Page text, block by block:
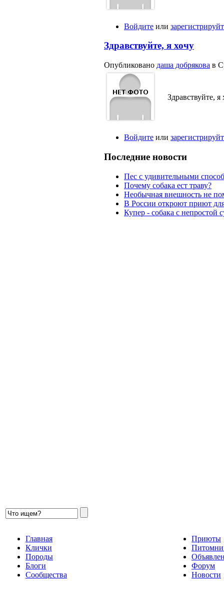
Войдите или
Здравствуйте, я хочу
Опубликовано даша добрякова в
Здравствуйте,
Войдите или
Последние новости
Пес с удивительными
Почему собака ест траву?
Необычная внешность не
В России откроют приют
Купер - собака с непростой
Главная
Клички
Породы
Блоги
Сообщества
Приюты
Форум
Новости